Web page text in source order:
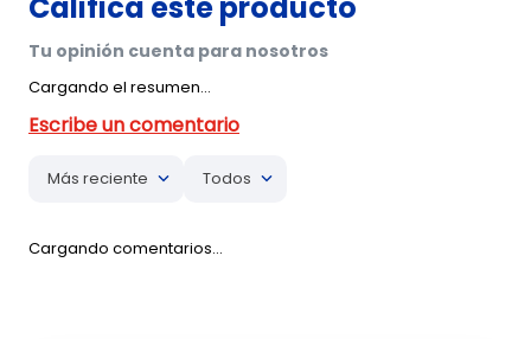
Cargando el resumen…
Más reciente Todos
Cargando comentarios…